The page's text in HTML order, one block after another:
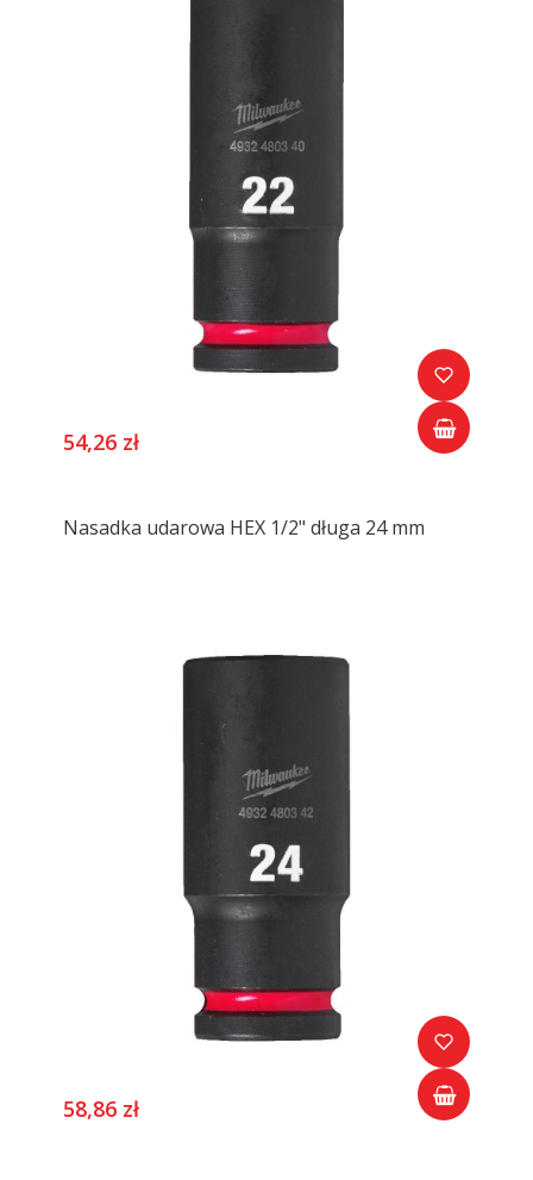
54,26 zł
Nasadka udarowa HEX 1/2" długa 24 mm
58,86 zł